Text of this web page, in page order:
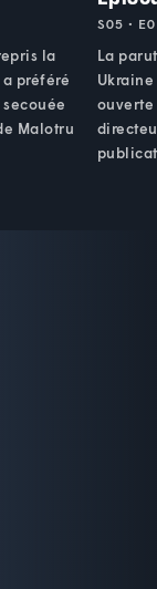
la
préféré
Malotru
S05 •
La
ouverte